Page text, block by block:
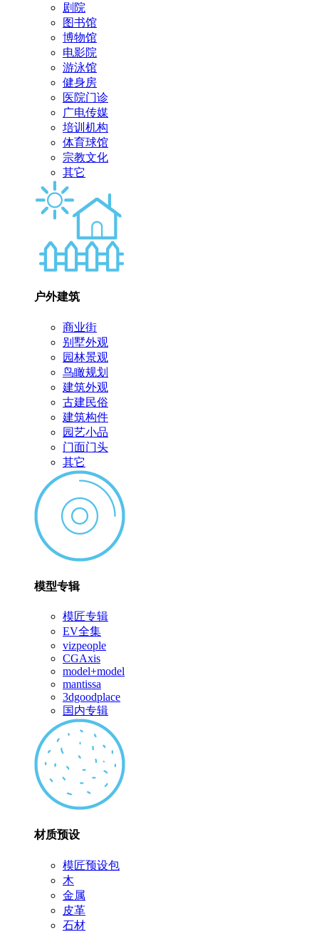
剧院
图书馆
博物馆
电影院
游泳馆
健身房
医院门诊
广电传媒
培训机构
体育球馆
宗教文化
其它
户外建筑
商业街
别墅外观
园林景观
鸟瞰规划
建筑外观
古建民俗
建筑构件
园艺小品
门面门头
其它
模型专辑
模匠专辑
EV全集
vizpeople
CGAxis
model+model
mantissa
3dgoodplace
国内专辑
材质预设
模匠预设包
木
金属
皮革
石材